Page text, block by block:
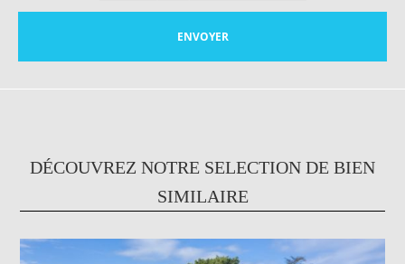
DÉCOUVREZ NOTRE SELECTION DE BIEN
SIMILAIRE